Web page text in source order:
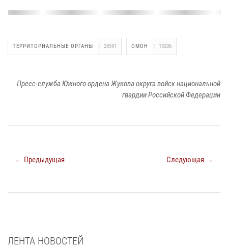
ТЕРРИТОРИАЛЬНЫЕ ОРГАНЫ 28591 ОМОН 13206
Пресс-служба Южного ордена Жукова округа войск национальной
гвардии Российской Федерации
← Предыдущая Следующая →
ЛЕНТА НОВОСТЕЙ